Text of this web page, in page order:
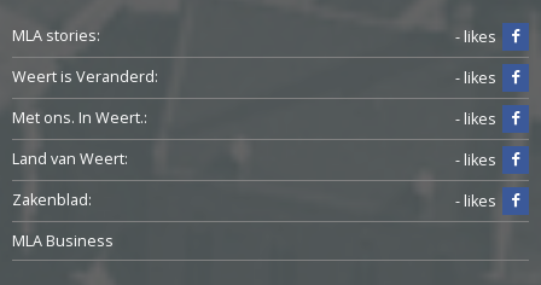
MLA stories:
- likes
Weert is Veranderd:
- likes
Met ons. In Weert.:
- likes
Land van Weert:
- likes
Zakenblad:
- likes
MLA Business